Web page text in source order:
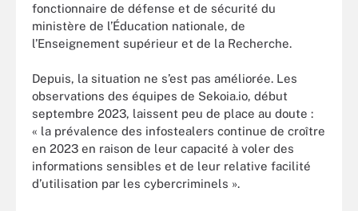
fonctionnaire de défense et de sécurité du
ministère de l’Éducation nationale, de
l’Enseignement supérieur et de la Recherche.
Depuis, la situation ne s’est pas améliorée. Les
observations des équipes de Sekoia.io, début
septembre 2023, laissent peu de place au doute :
« la prévalence des infostealers continue de croître
en 2023 en raison de leur capacité à voler des
informations sensibles et de leur relative facilité
d’utilisation par les cybercriminels ».